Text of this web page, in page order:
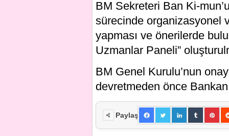
BM Sekreteri Ban Ki-
sürecinde organizasyonel
yapması ve önerilerde
Uzmanlar Paneli”
BM Genel Kurulu’nun
devretmeden önce
Paylaş